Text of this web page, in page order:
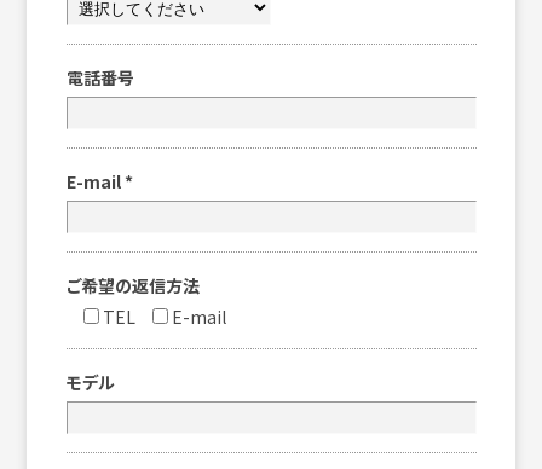
電話番号
E-mail *
ご希望の返信方法
TEL
E-mail
モデル